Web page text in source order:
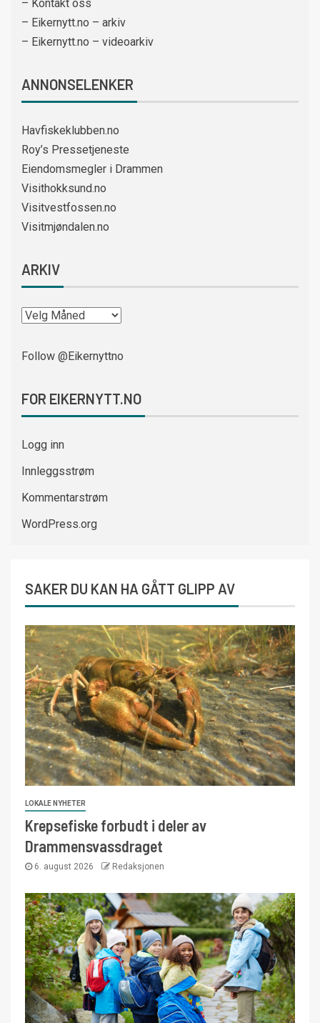
– Kontakt oss
– Eikernytt.no – arkiv
– Eikernytt.no – videoarkiv
ANNONSELENKER
Havfiskeklubben.no
Roy’s Pressetjeneste
Eiendomsmegler i Drammen
Visithokksund.no
Visitvestfossen.no
Visitmjøndalen.no
ARKIV
Follow @Eikernyttno
FOR EIKERNYTT.NO
Logg inn
Innleggsstrøm
Kommentarstrøm
WordPress.org
SAKER DU KAN HA GÅTT GLIPP AV
LOKALE NYHETER
Krepsefiske forbudt i deler av
Drammensvassdraget
6. august 2026 Redaksjonen